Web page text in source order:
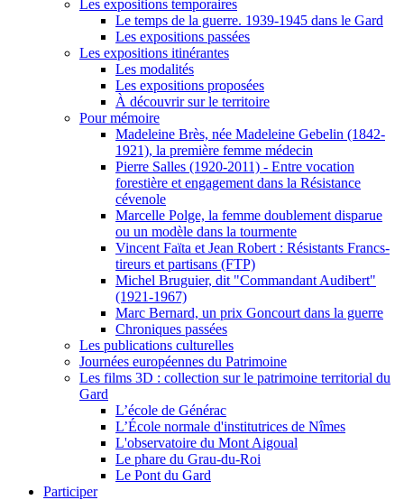
Les expositions temporaires
Le temps de la guerre. 1939-1945 dans le Gard
Les expositions passées
Les expositions itinérantes
Les modalités
Les expositions proposées
À découvrir sur le territoire
Pour mémoire
Madeleine Brès, née Madeleine Gebelin (1842-
1921), la première femme médecin
Pierre Salles (1920-2011) - Entre vocation
forestière et engagement dans la Résistance
cévenole
Marcelle Polge, la femme doublement disparue
ou un modèle dans la tourmente
Vincent Faïta et Jean Robert : Résistants Francs-
tireurs et partisans (FTP)
Michel Bruguier, dit "Commandant Audibert"
(1921-1967)
Marc Bernard, un prix Goncourt dans la guerre
Chroniques passées
Les publications culturelles
Journées européennes du Patrimoine
Les films 3D : collection sur le patrimoine territorial du
Gard
L’école de Générac
L’École normale d'institutrices de Nîmes
L'observatoire du Mont Aigoual
Le phare du Grau-du-Roi
Le Pont du Gard
Participer